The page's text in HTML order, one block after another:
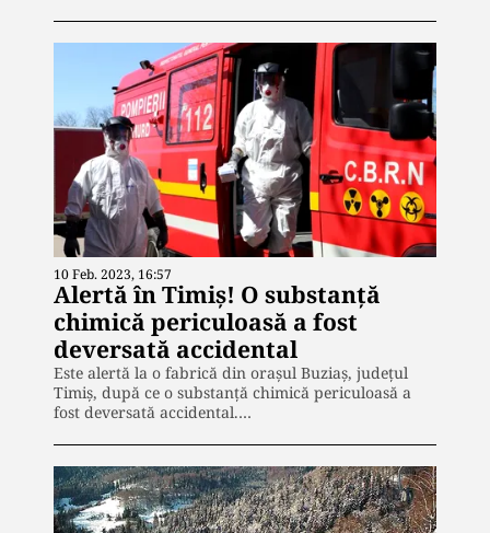
10 Feb. 2023, 16:57
Alertă în Timiș! O substanță
chimică periculoasă a fost
deversată accidental
Este alertă la o fabrică din oraşul Buziaş, judeţul
Timiş, după ce o substanță chimică periculoasă a
fost deversată accidental.…